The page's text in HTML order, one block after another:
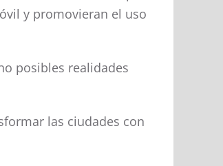
y promovieran el uso
posibles realidades
las ciudades con